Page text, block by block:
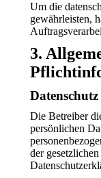
Um die
gewährleisten,
3.
Datenschutz
Die Betreiber
persönlichen
der